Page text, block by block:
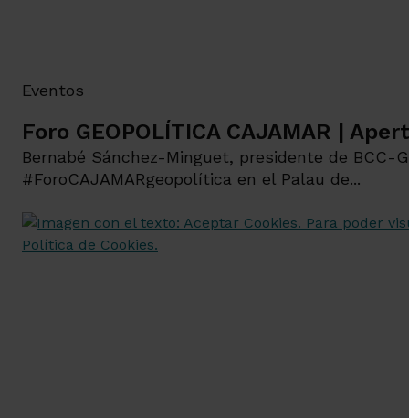
Eventos
Foro GEOPOLÍTICA CAJAMAR |
Bernabé Sánchez-Minguet, presidente de BCC-
#ForoCAJAMARgeopolítica en el Palau de...